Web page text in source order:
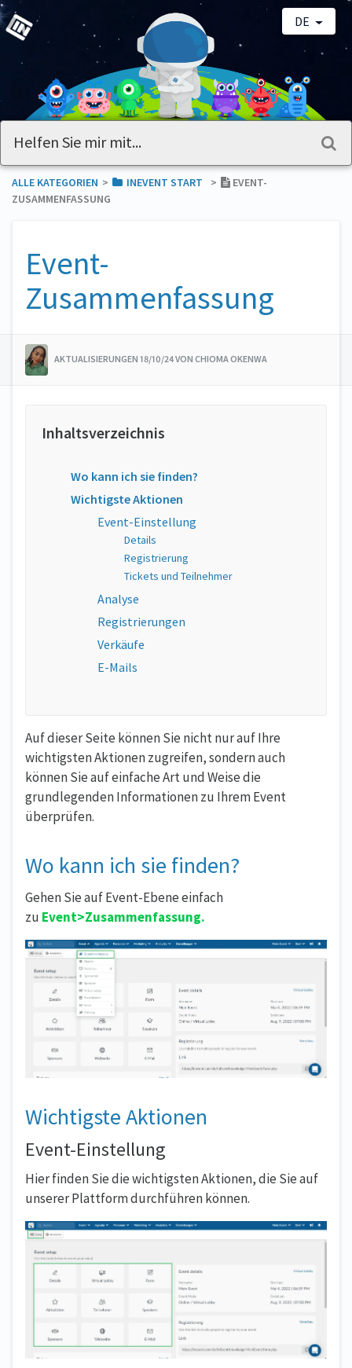
DE
ALLE KATEGORIEN ​>​ ​INEVENT START ​>​
EVENT-
ZUSAMMENFASSUNG
Event-
Zusammenfassung
AKTUALISIERUNGEN 18/10/24 VON CHIOMA OKENWA
Wo kann ich sie finden?
Wichtigste Aktionen
Event-Einstellung
Details
Registrierung
Tickets und Teilnehmer
Analyse
Registrierungen
Verkäufe
E-Mails
Auf dieser Seite können Sie nicht nur auf Ihre
wichtigsten Aktionen zugreifen, sondern auch
können Sie auf einfache Art und Weise die
grundlegenden Informationen zu Ihrem Event
überprüfen.
Wo kann ich sie finden?
Gehen Sie auf Event-Ebene einfach
zu Event>Zusammenfassung.
Wichtigste Aktionen
Event-Einstellung
Hier finden Sie die wichtigsten Aktionen, die Sie auf
unserer Plattform durchführen können.